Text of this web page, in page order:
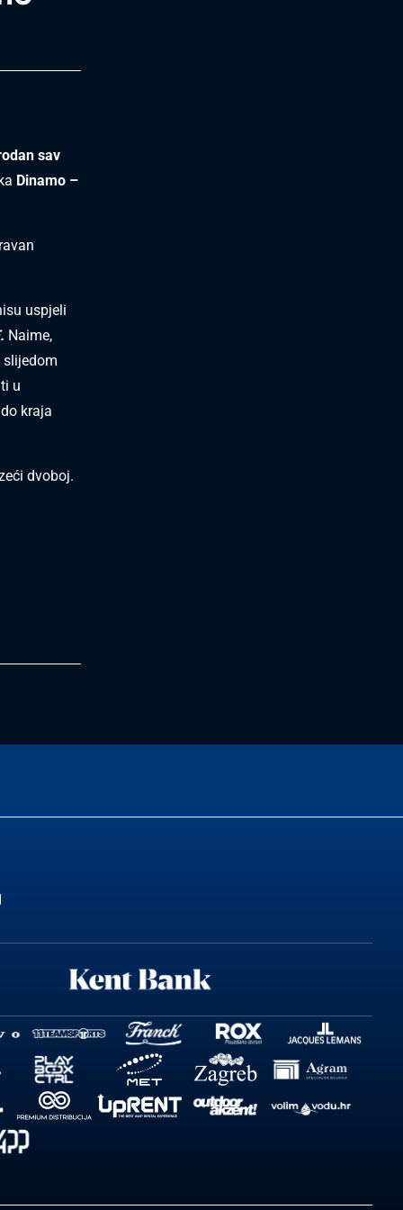
sav
Dinamo –
uspjeli
Naime,
u
kraja
dvoboj.